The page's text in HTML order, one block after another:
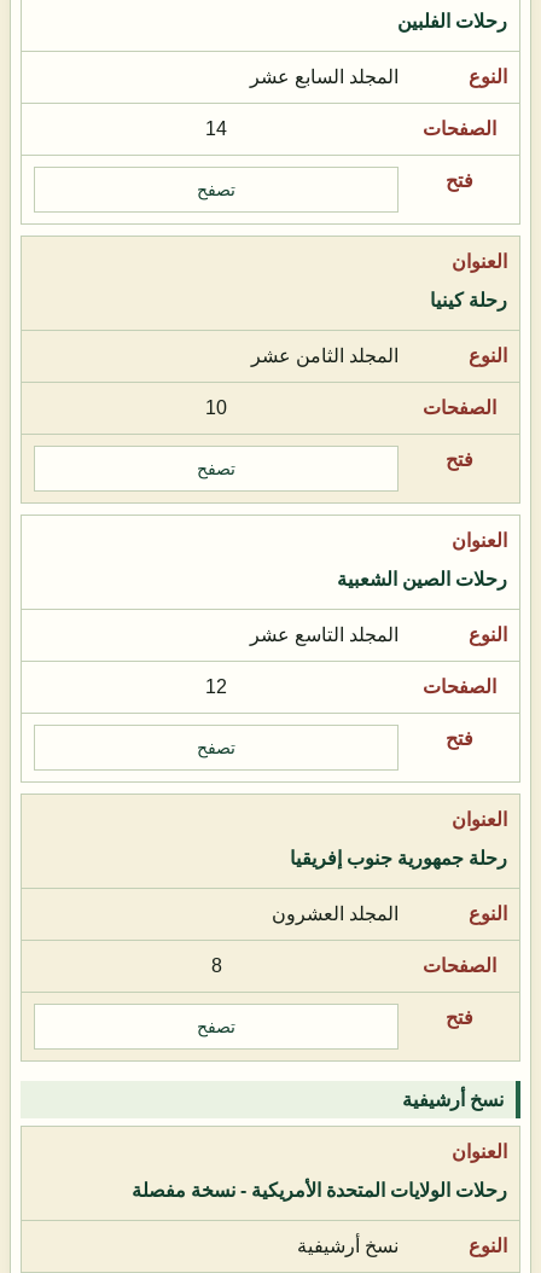
رحلات الفلبين
المجلد السابع عشر
14
تصفح
رحلة كينيا
المجلد الثامن عشر
10
تصفح
رحلات الصين الشعبية
المجلد التاسع عشر
12
تصفح
رحلة جمهورية جنوب إفريقيا
المجلد العشرون
8
تصفح
نسخ أرشيفية
رحلات الولايات المتحدة الأمريكية - نسخة مفصلة
نسخ أرشيفية